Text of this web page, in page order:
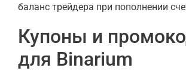
баланс трейдера при пополнении
Купоны и
для Binarium